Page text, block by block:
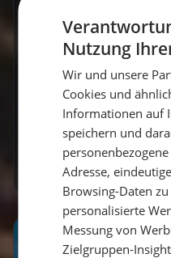
Segeln mit Kindern
Erlebnis - wenn man
durchdachte
sorgt...
Vicci•10. Juli 2026
Mehr erfahren
Nutzung
Wir und unsere
Cookies und
Informationen auf
speichern und
Adresse,
Browsing-Daten
personalisierte
Messung von
Zielgruppen-